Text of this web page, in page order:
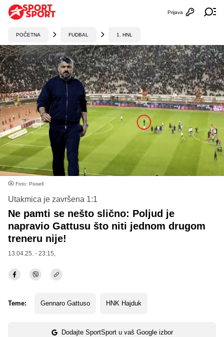
Otvori
Prijava
POČETNA FUDBAL 1. HNL
Foto: Pixsell
Utakmica je završena 1:1
Ne pamti se nešto slično: Poljud je
napravio Gattusu što niti jednom drugom
treneru nije!
13.04.25. - 23:15,
Teme: Gennaro Gattuso HNK Hajduk
Dodajte SportSport u vaš Google izbor